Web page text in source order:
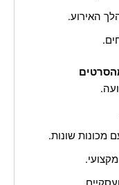
האירוע.
מכונות שונות.